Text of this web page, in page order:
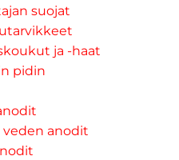
suojat
ja -haat
pidin
veden anodit